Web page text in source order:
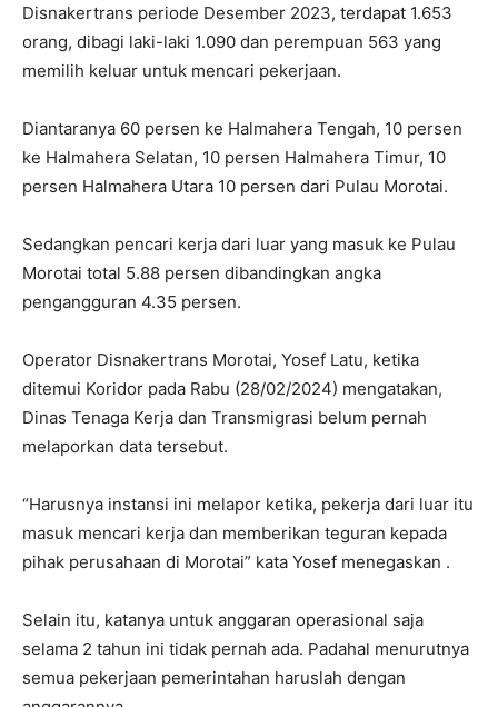
Disnakertrans periode Desember 2023, terdapat 1.653
orang, dibagi laki-laki 1.090 dan perempuan 563 yang
memilih keluar untuk mencari pekerjaan.
Diantaranya 60 persen ke Halmahera Tengah, 10 persen
ke Halmahera Selatan, 10 persen Halmahera Timur, 10
persen Halmahera Utara 10 persen dari Pulau Morotai.
Sedangkan pencari kerja dari luar yang masuk ke Pulau
Morotai total 5.88 persen dibandingkan angka
pengangguran 4.35 persen.
Operator Disnakertrans Morotai, Yosef Latu, ketika
ditemui Koridor pada Rabu (28/02/2024) mengatakan,
Dinas Tenaga Kerja dan Transmigrasi belum pernah
melaporkan data tersebut.
“Harusnya instansi ini melapor ketika, pekerja dari luar itu
masuk mencari kerja dan memberikan teguran kepada
pihak perusahaan di Morotai” kata Yosef menegaskan .
Selain itu, katanya untuk anggaran operasional saja
selama 2 tahun ini tidak pernah ada. Padahal menurutnya
semua pekerjaan pemerintahan haruslah dengan